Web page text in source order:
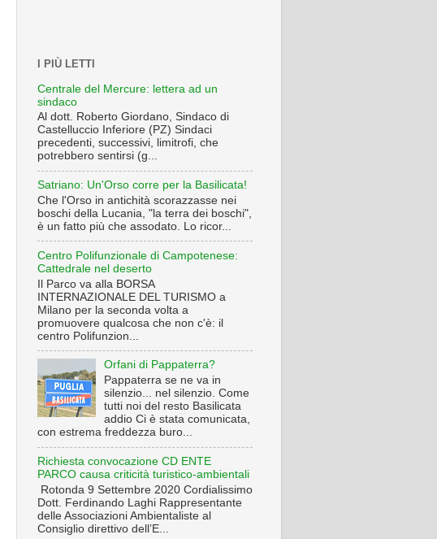
I PIÙ LETTI
Centrale del Mercure: lettera ad un
sindaco
Al dott. Roberto Giordano, Sindaco di
Castelluccio Inferiore (PZ) Sindaci
precedenti, successivi, limitrofi, che
potrebbero sentirsi (g...
Satriano: Un'Orso corre per la Basilicata!
Che l'Orso in antichità scorazzasse nei
boschi della Lucania, "la terra dei boschi",
è un fatto più che assodato. Lo ricor...
Centro Polifunzionale di Campotenese:
Cattedrale nel deserto
Il Parco va alla BORSA
INTERNAZIONALE DEL TURISMO a
Milano per la seconda volta a
promuovere qualcosa che non c'è: il
centro Polifunzion...
Orfani di Pappaterra?
Pappaterra se ne va in
silenzio... nel silenzio. Come
tutti noi del resto Basilicata
addio Ci è stata comunicata,
con estrema freddezza buro...
Richiesta convocazione CD ENTE
PARCO causa criticità turistico-ambientali
Rotonda 9 Settembre 2020 Cordialissimo
Dott. Ferdinando Laghi Rappresentante
delle Associazioni Ambientaliste al
Consiglio direttivo dell’E...